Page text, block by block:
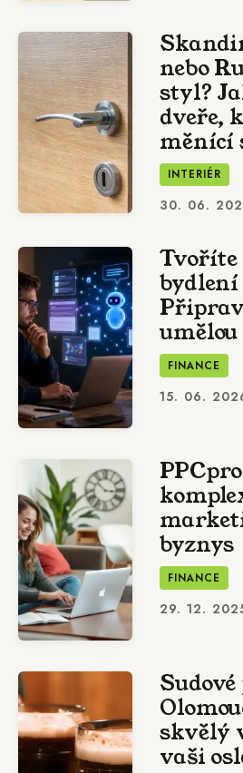
nebo
styl?
dveře,
měnící
INTERIÉR
30. 06.
Tvoříte
bydlení
FINANCE
15. 06.
byznys
FINANCE
29. 12.
skvělý
vaši